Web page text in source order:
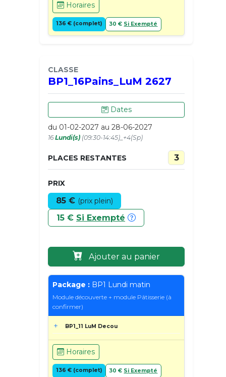
Horaires
136 € (complet) 30 € Si Exempté
CLASSE
BP1_16Pains_LuM 2627
Dates
du 01-02-2027 au 28-06-2027
16Lundi(s) (09:30-14:45)_+4(Sp)
PLACES RESTANTES 3
PRIX
85 € (prix plein)
15 € Si Exempté
Ajouter au panier
Package : BP1 Lundi matin
Module découverte + module Pâtisserie (à
confirmer)
BP1_11 LuM Decou
Horaires
136 € (complet) 30 € Si Exempté